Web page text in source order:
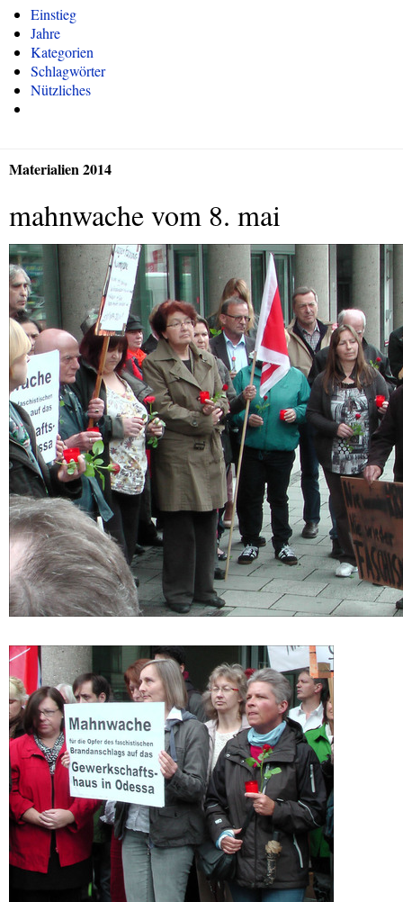
Einstieg
Jahre
Kategorien
Schlagwörter
Nützliches
Materialien 2014
mahnwache vom 8. mai